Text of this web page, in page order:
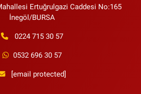
Ertuğrulgazi Caddesi No:165
İnegöl/BURSA
0224 715 30 57
0532 696 30 57
[email protected]